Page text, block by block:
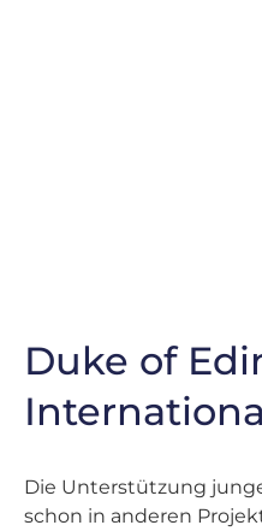
Duke of
Die Unterstützung
schon in anderen